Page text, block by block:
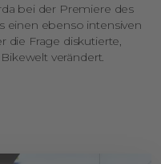
bei der Premiere des
einen ebenso intensiven
die Frage diskutierte,
verändert.